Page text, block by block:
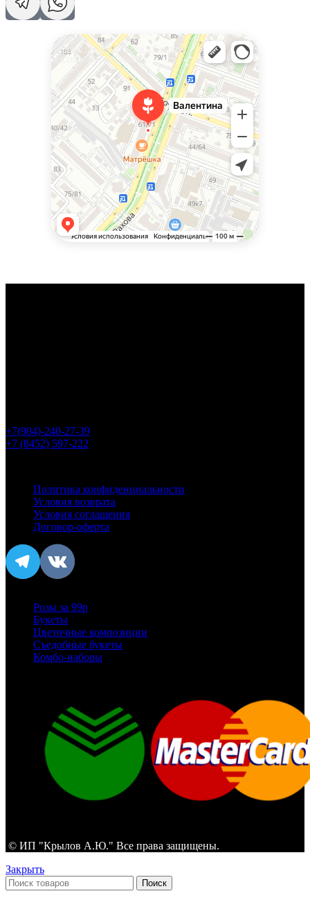
Валентина
Доставка цветов и букетов в Саратове
Магазин цветов в Саратове
+7(904)-240-27-39
+7 (8452) 597-222
Политика конфиденциальности
Условия возврата
Условия соглашения
Договор-оферта
Розы за 99р
Букеты
Цветочные композиции
Съедобные букеты
Комбо-наборы
© ИП "Крылов А.Ю." Все права защищены.
Закрыть
Поиск